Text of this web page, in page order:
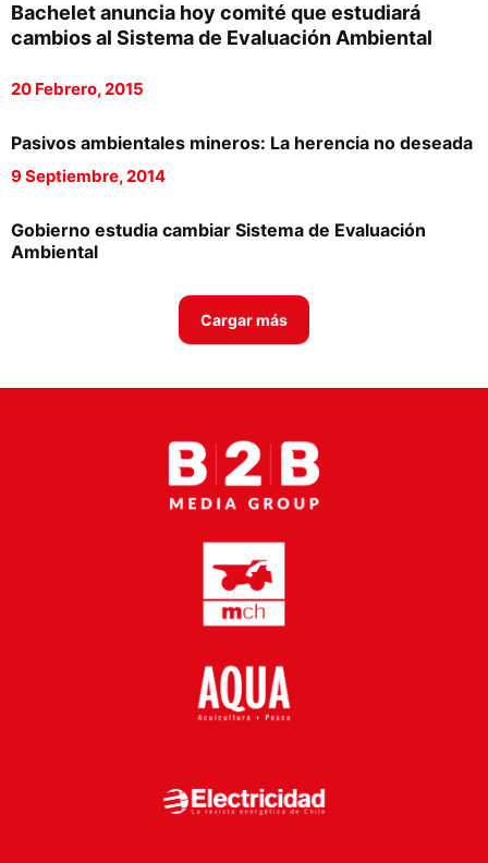
Proveedores
Revistas Digital
Bachelet anuncia hoy comité que estudiará
cambios al Sistema de Evaluación Ambiental
20 Febrero, 2015
Pasivos ambientales mineros: La herencia no deseada
9 Septiembre, 2014
Gobierno estudia cambiar Sistema de Evaluación
Ambiental
Cargar más